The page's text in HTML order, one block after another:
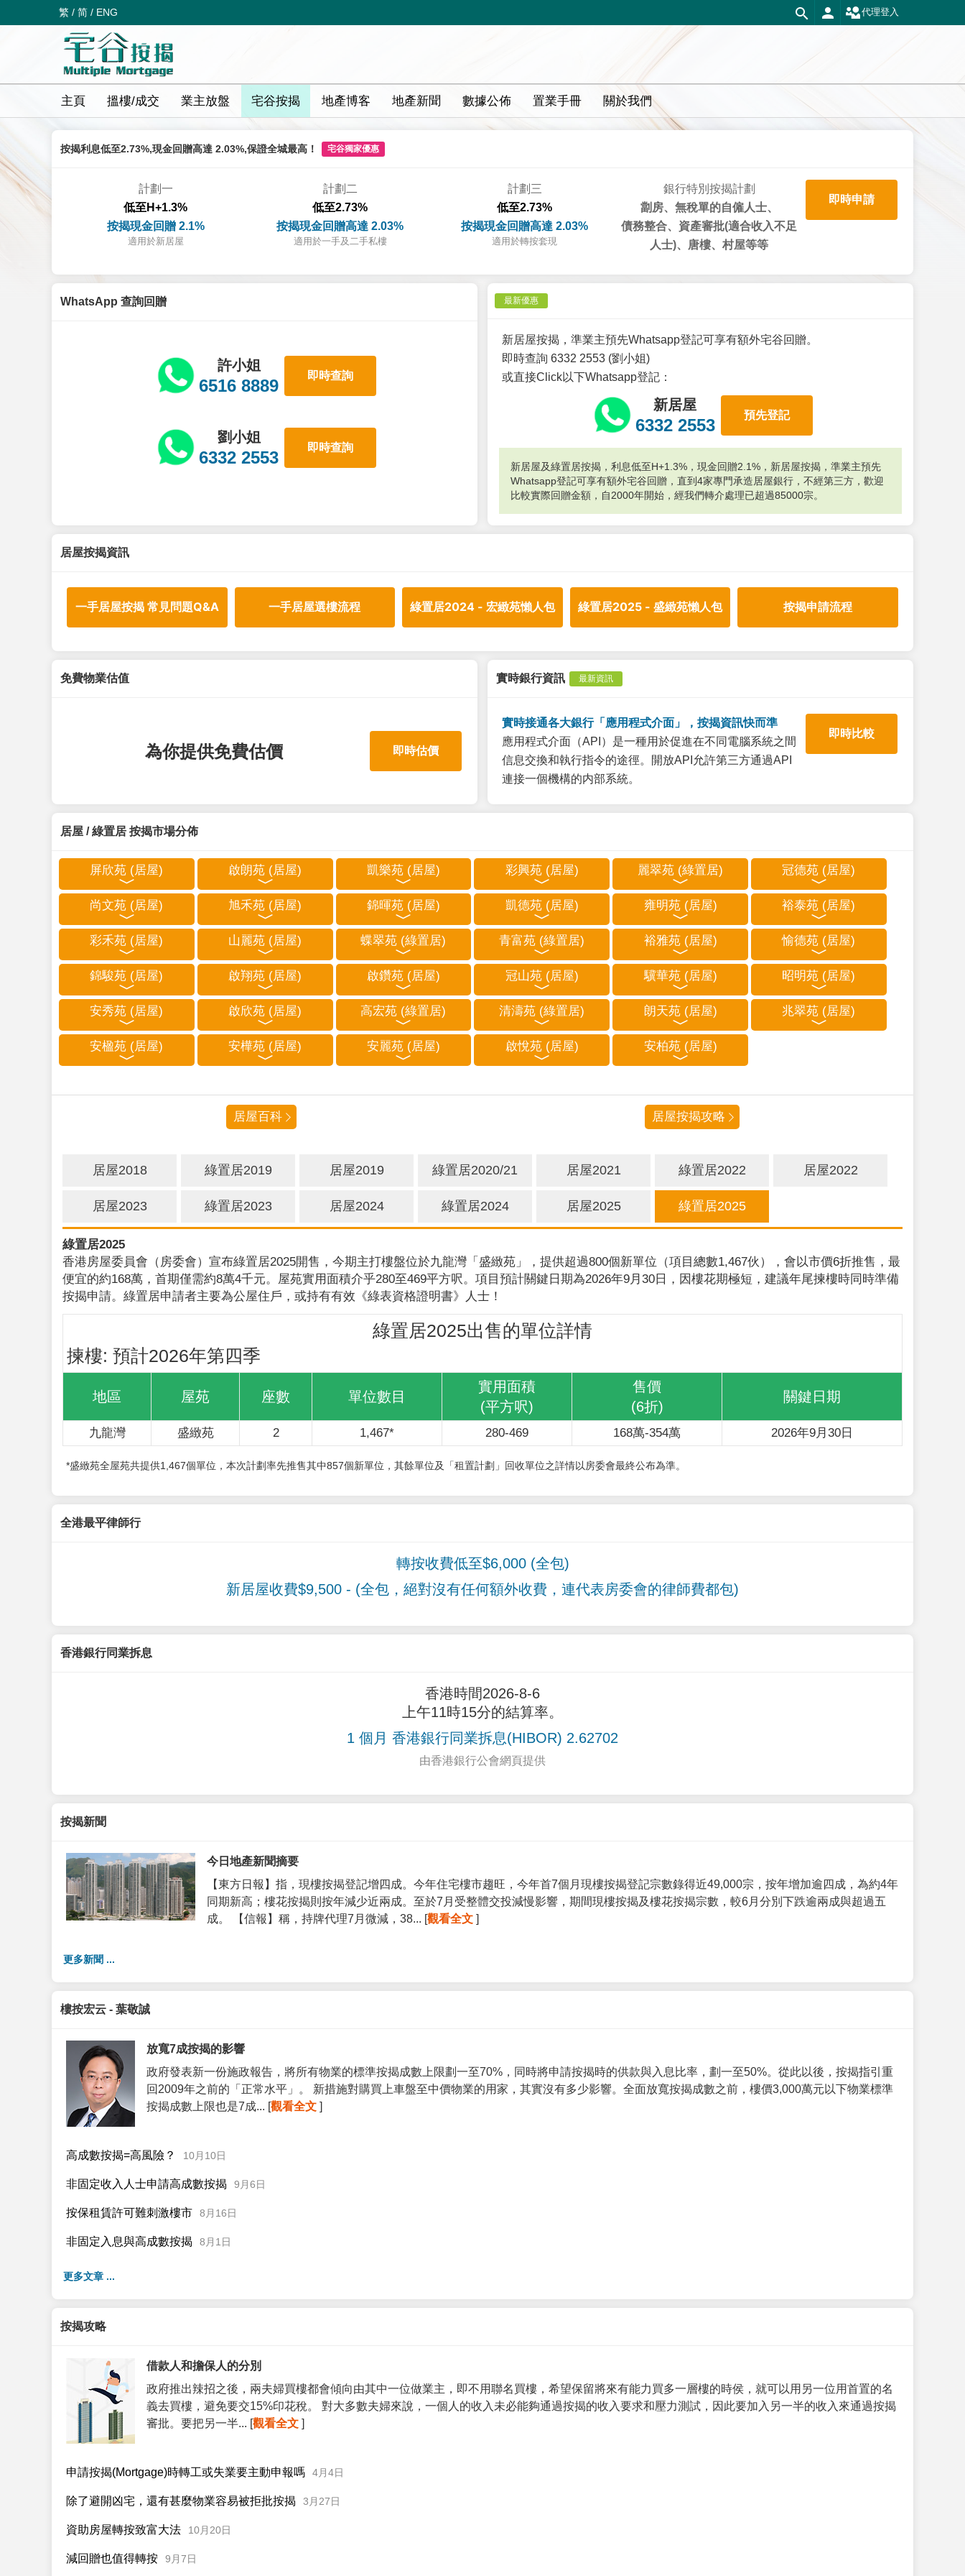
繁 / 简 / ENG 代理登入
主頁 搵樓/成交 業主放盤 宅谷按揭 地產博客 地產新聞 數據公佈 置業手冊 關於我們
按揭利息低至2.73%,現金回贈高達 2.03%,保證全城最高！ 宅谷獨家優惠
計劃一
低至H+1.3%
按揭現金回贈 2.1%
適用於新居屋
計劃二
低至2.73%
按揭現金回贈高達 2.03%
適用於一手及二手私樓
計劃三
低至2.73%
按揭現金回贈高達 2.03%
適用於轉按套現
銀行特別按揭計劃
劏房、無稅單的自僱人士、
債務整合、資產審批(適合收入不足
人士)、唐樓、村屋等等
即時申請
WhatsApp 查詢回贈
許小姐
6516 8889
即時查詢
劉小姐
6332 2553
即時查詢
最新優惠
新居屋按揭，準業主預先Whatsapp登記可享有額外宅谷回贈。
即時查詢 6332 2553 (劉小姐)
或直接Click以下Whatsapp登記：
新居屋
6332 2553
預先登記
新居屋及綠置居按揭，利息低至H+1.3%，現金回贈2.1%，新居屋按揭，準業主預先
Whatsapp登記可享有額外宅谷回贈，直到4家專門承造居屋銀行，不經第三方，歡迎
比較實際回贈金額，自2000年開始，經我們轉介處理已超過85000宗。
居屋按揭資訊
一手居屋按揭 常見問題Q&A 一手居屋選樓流程 綠置居2024 - 宏緻苑懶人包 綠置居2025 - 盛緻苑懶人包 按揭申請流程
免費物業估值
為你提供免費估價 即時估價
實時銀行資訊 最新資訊
實時接通各大銀行「應用程式介面」，按揭資訊快而準
應用程式介面（API）是一種用於促進在不同電腦系統之間
信息交換和執行指令的途徑。開放API允許第三方通過API
連接一個機構的内部系統。
即時比較
居屋 / 綠置居 按揭市場分佈
屏欣苑 (居屋) 啟朗苑 (居屋) 凱樂苑 (居屋) 彩興苑 (居屋) 麗翠苑 (綠置居) 冠德苑 (居屋)
尚文苑 (居屋) 旭禾苑 (居屋) 錦暉苑 (居屋) 凱德苑 (居屋) 雍明苑 (居屋) 裕泰苑 (居屋)
彩禾苑 (居屋) 山麗苑 (居屋) 蝶翠苑 (綠置居) 青富苑 (綠置居) 裕雅苑 (居屋) 愉德苑 (居屋)
錦駿苑 (居屋) 啟翔苑 (居屋) 啟鑽苑 (居屋) 冠山苑 (居屋) 驥華苑 (居屋) 昭明苑 (居屋)
安秀苑 (居屋) 啟欣苑 (居屋) 高宏苑 (綠置居) 清濤苑 (綠置居) 朗天苑 (居屋) 兆翠苑 (居屋)
安楹苑 (居屋) 安樺苑 (居屋) 安麗苑 (居屋) 啟悅苑 (居屋) 安柏苑 (居屋)
居屋百科 居屋按揭攻略
居屋2018 綠置居2019 居屋2019 綠置居2020/21 居屋2021 綠置居2022 居屋2022
居屋2023 綠置居2023 居屋2024 綠置居2024 居屋2025 綠置居2025
綠置居2025
香港房屋委員會（房委會）宣布綠置居2025開售，今期主打樓盤位於九龍灣「盛緻苑」，提供超過800個新單位（項目總數1,467伙），會以市價6折推售，最
便宜的約168萬，首期僅需約8萬4千元。屋苑實用面積介乎280至469平方呎。項目預計關鍵日期為2026年9月30日，因樓花期極短，建議年尾揀樓時同時準備
按揭申請。綠置居申請者主要為公屋住戶，或持有有效《綠表資格證明書》人士！
綠置居2025出售的單位詳情
揀樓: 預計2026年第四季
地區 屋苑 座數 單位數目
實用面積
(平方呎)
售價
(6折)
關鍵日期
九龍灣 盛緻苑 2 1,467* 280-469 168萬-354萬 2026年9月30日
*盛緻苑全屋苑共提供1,467個單位，本次計劃率先推售其中857個新單位，其餘單位及「租置計劃」回收單位之詳情以房委會最終公布為準。
全港最平律師行
轉按收費低至$6,000 (全包)
新居屋收費$9,500 - (全包，絕對沒有任何額外收費，連代表房委會的律師費都包)
香港銀行同業拆息
香港時間2026-8-6
上午11時15分的結算率。
1 個月 香港銀行同業拆息(HIBOR) 2.62702
由香港銀行公會網頁提供
按揭新聞
今日地產新聞摘要
【東方日報】指，現樓按揭登記增四成。今年住宅樓市趨旺，今年首7個月現樓按揭登記宗數錄得近49,000宗，按年增加逾四成，為約4年
同期新高；樓花按揭則按年減少近兩成。至於7月受整體交投減慢影響，期間現樓按揭及樓花按揭宗數，較6月分別下跌逾兩成與超過五
成。 【信報】稱，持牌代理7月微減，38... [觀看全文 ]
更多新聞 ...
樓按宏云 - 葉敬誠
放寬7成按揭的影響
政府發表新一份施政報告，將所有物業的標準按揭成數上限劃一至70%，同時將申請按揭時的供款與入息比率，劃一至50%。從此以後，按揭指引重
回2009年之前的「正常水平」。 新措施對購買上車盤至中價物業的用家，其實沒有多少影響。全面放寬按揭成數之前，樓價3,000萬元以下物業標準
按揭成數上限也是7成... [觀看全文 ]
高成數按揭=高風險？ 10月10日
非固定收入人士申請高成數按揭 9月6日
按保租賃許可難刺激樓市 8月16日
非固定入息與高成數按揭 8月1日
更多文章 ...
按揭攻略
借款人和擔保人的分別
政府推出辣招之後，兩夫婦買樓都會傾向由其中一位做業主，即不用聯名買樓，希望保留將來有能力買多一層樓的時侯，就可以用另一位用首置的名
義去買樓，避免要交15%印花稅。 對大多數夫婦來說，一個人的收入未必能夠通過按揭的收入要求和壓力測試，因此要加入另一半的收入來通過按揭
審批。要把另一半... [觀看全文 ]
申請按揭(Mortgage)時轉工或失業要主動申報嗎 4月4日
除了避開凶宅，還有甚麼物業容易被拒批按揭 3月27日
資助房屋轉按致富大法 10月20日
減回贈也值得轉按 9月7日